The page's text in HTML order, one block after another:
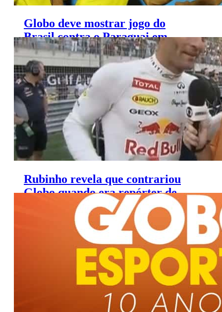
Globo deve mostrar jogo do
Brasil contra o Paraguai em
junho pelas Eliminatórias
Rubinho revela que contrariou
Globo quando era repórter de
Fórmula 1